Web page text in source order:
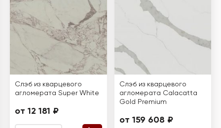
Слэб из кварцевого
агломерата Super White
от 12 181 ₽
Слэб из кварцевого
агломерата Calacatta
Gold Premium
от 159 608 ₽